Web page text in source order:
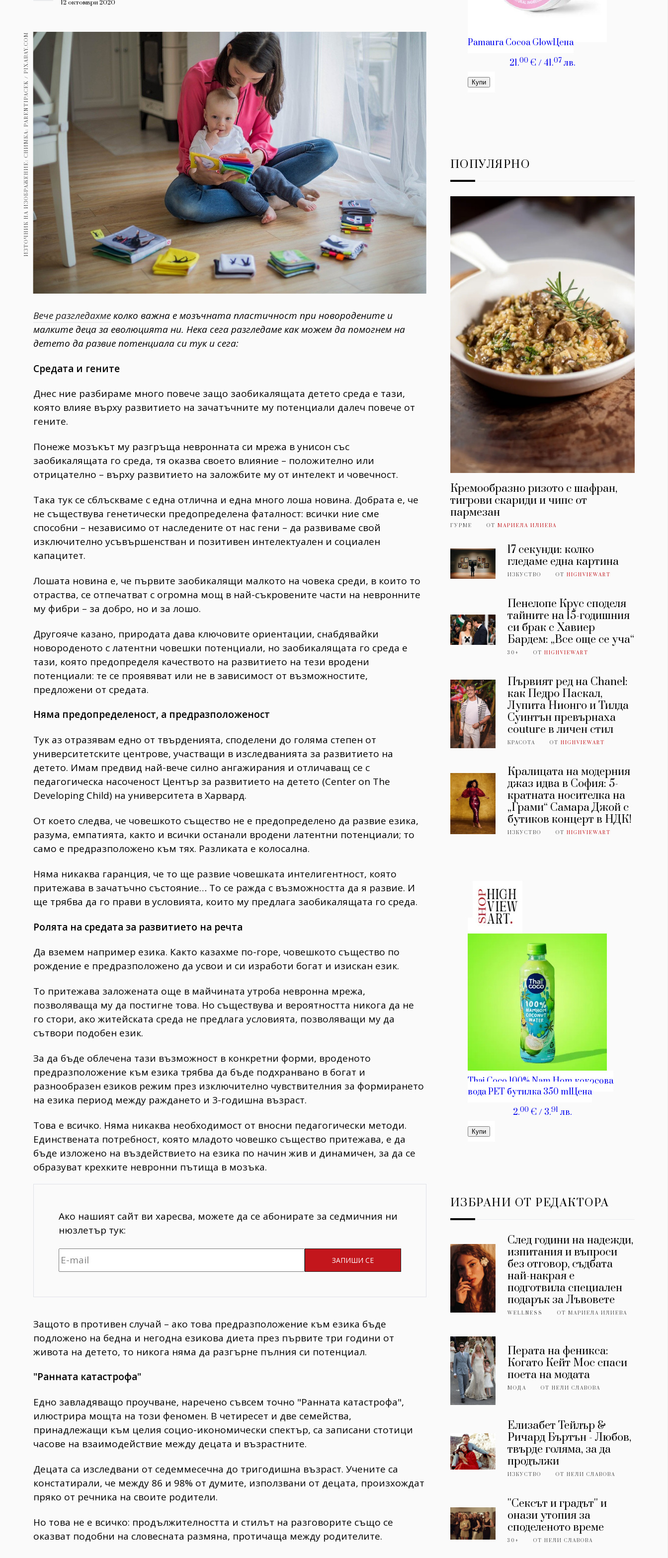
Здраве
Gentlemen
382
Wellness
ПОСЛЕДВАЙТЕ
НИ
12 октомври 2020
ИЗТОЧНИК НА ИЗОБРАЖЕНИЕ: СНИМКА: PARENTIPACEK / PIXABAY.COM
Вече разгледахмеколко важна е мозъчната пластичност при новородените и
малките деца за еволюцията ни. Нека сега разгледаме как можем да помогнем на
детето да развие потенциала си тук и сега:
Средата и гените
Днес ние разбираме много повече защо заобикалящата детето среда е тази,
която влияе върху развитието на зачатъчните му потенциали далеч повече от
гените.
Понеже мозъкът му разгръща невронната си мрежа в унисон със
заобикалящата го среда, тя оказва своето влияние – положително или
отрицателно – върху развитието на заложбите му от интелект и човечност.
Така тук се сблъскваме с една отлична и една много лоша новина. Добрата е, че
не съществува генетически предопределена фаталност: всички ние сме
способни – независимо от наследените от нас гени – да развиваме свой
изключително усъвършенстван и позитивен интелектуален и социален
капацитет.
Лошата новина е, че първите заобикалящи малкото на човека среди, в които то
отраства, се отпечатват с огромна мощ в най-съкровените части на невронните
му фибри – за добро, но и за лошо.
Другояче казано, природата дава ключовите ориентации, снабдявайки
новороденото с латентни човешки потенциали, но заобикалящата го среда е
тази, която предопределя качеството на развитието на тези вродени
потенциали: те се проявяват или не в зависимост от възможностите,
предложени от средата.
Няма предопределеност, а предразположеност
Тук аз отразявам едно от твърденията, споделени до голяма степен от
университетските центрове, участващи в изследванията за развитието на
детето. Имам предвид най-вече силно ангажирания и отличаващ се с
педагогическа насоченост Център за развитието на детето (Center on The
Developing Child) на университета в Харвард.
От което следва, че човешкото същество не е предопределено да развие езика,
разума, емпатията, както и всички останали вродени латентни потенциали; то
само е предразположено към тях. Разликата е колосална.
Няма никаква гаранция, че то ще развие човешката интелигентност, която
притежава в зачатъчно състояние… То се ражда с възможността да я развие. И
ще трябва да го прави в условията, които му предлага заобикалящата го среда.
Ролята на средата за развитието на речта
Да вземем например езика. Както казахме по-горе, човешкото същество по
рождение е предразположено да усвои и си изработи богат и изискан език.
То притежава заложената още в майчината утроба невронна мрежа,
позволяваща му да постигне това. Но съществува и вероятността никога да не
го стори, ако житейската среда не предлага условията, позволяващи му да
сътвори подобен език.
За да бъде облечена тази възможност в конкретни форми, вроденото
предразположение към езика трябва да бъде подхранвано в богат и
разнообразен езиков режим през изключително чувствителния за формирането
на езика период между раждането и 3-годишна възраст.
Това е всичко. Няма никаква необходимост от вносни педагогически методи.
Единствената потребност, която младото човешко същество притежава, е да
бъде изложено на въздействието на езика по начин жив и динамичен, за да се
образуват крехките невронни пътища в мозъка.
Ако нашият сайт ви харесва, можете да се абонирате за седмичния ни
нюзлетър тук:
Защото в противен случай – ако това предразположение към езика бъде
подложено на бедна и негодна езикова диета през първите три години от
живота на детето, то никога няма да разгърне пълния си потенциал.
"Ранната катастрофа"
Едно завладяващо проучване, наречено съвсем точно "Ранната катастрофа",
илюстрира мощта на този феномен. В четиресет и две семейства,
принадлежащи към целия социо-икономически спектър, са записани стотици
часове на взаимодействие между децата и възрастните.
Децата са изследвани от седеммесечна до тригодишна възраст. Учените са
констатирали, че между 86 и 98% от думите, използвани от децата, произхождат
пряко от речника на своите родители.
Но това не е всичко: продължителността и стилът на разговорите също се
оказват подобни на словесната размяна, протичаща между родителите.
ПОПУЛЯРНО
Кремообразно ризото с шафран,
тигрови скариди и чипс от
пармезан
ГУРМЕ ОТ МАРИЕЛА ИЛИЕВА
17 секунди: колко
гледаме една картина
ИЗКУСТВО ОТHIGHVIEWART
Пенелопе Крус споделя
тайните на 15-годишния
си брак с Хавиер
Бардем: „Все още се уча“
30+ ОТHIGHVIEWART
Първият ред на Chanel:
как Педро Паскал,
Лупита Нионго и Тилда
Суинтън превърнаха
couture в личен стил
КРАСОТА ОТHIGHVIEWART
Кралицата на модерния
джаз идва в София: 5-
кратната носителка на
„Грами“ Самара Джой с
бутиков концерт в НДК!
ИЗКУСТВО ОТHIGHVIEWART
ИЗБРАНИ ОТ РЕДАКТОРА
След години на надежди,
изпитания и въпроси
без отговор, съдбата
най-накрая е
подготвила специален
подарък за Лъвовете
WELLNESS ОТМАРИЕЛА ИЛИЕВА
Перата на феникса:
Когато Кейт Мос спаси
поета на модата
МОДА ОТНЕЛИ СЛАВОВА
Елизабет Тейлър &
Ричард Бъртън - Любов,
твърде голяма, за да
продължи
ИЗКУСТВО ОТНЕЛИ СЛАВОВА
''Сексът и градът'' и
онази утопия за
споделеното време
30+ ОТНЕЛИ СЛАВОВА